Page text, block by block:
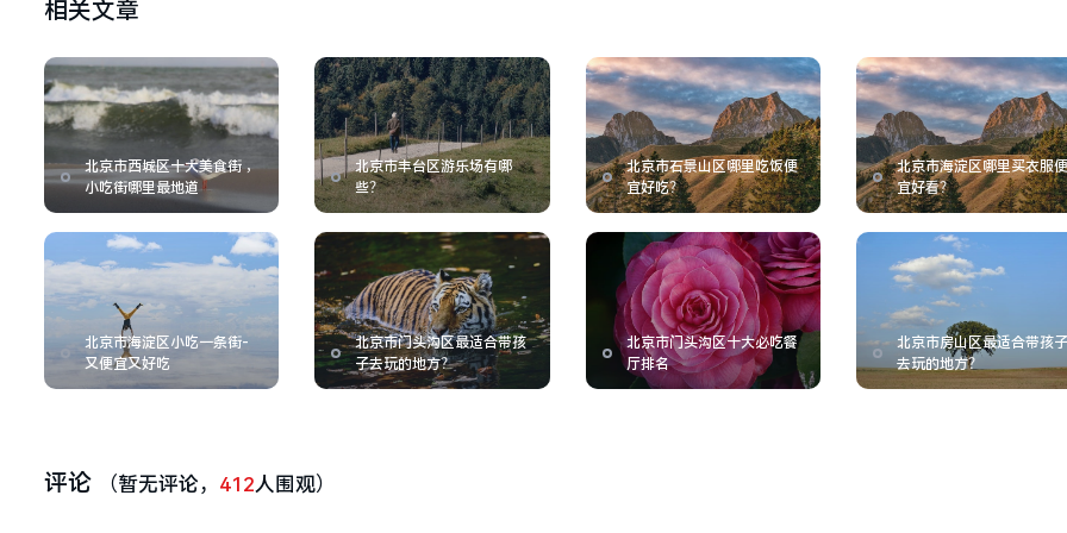
相关文章
北京市西城区十大美食街 ，
小吃街哪里最地道
北京市丰台区游乐场有哪
些？
北京市石景山区哪里吃饭便
宜好吃？
北京市海淀区哪里买衣服便
宜好看？
北京市海淀区小吃一条街-
又便宜又好吃
北京市门头沟区最适合带孩
子去玩的地方？
北京市门头沟区十大必吃餐
厅排名
北京市房山区最适合带孩子
去玩的地方？
评论 （暂无评论， 412人围观）